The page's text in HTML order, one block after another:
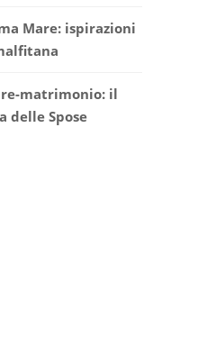
Mare: ispirazioni
matrimonio: il
delle Spose